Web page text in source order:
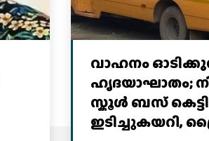
വാഹനം
ഹൃദയാഘാതം;
സ്കൂൾ ബസ്
ഇടിച്ചുകയറി,